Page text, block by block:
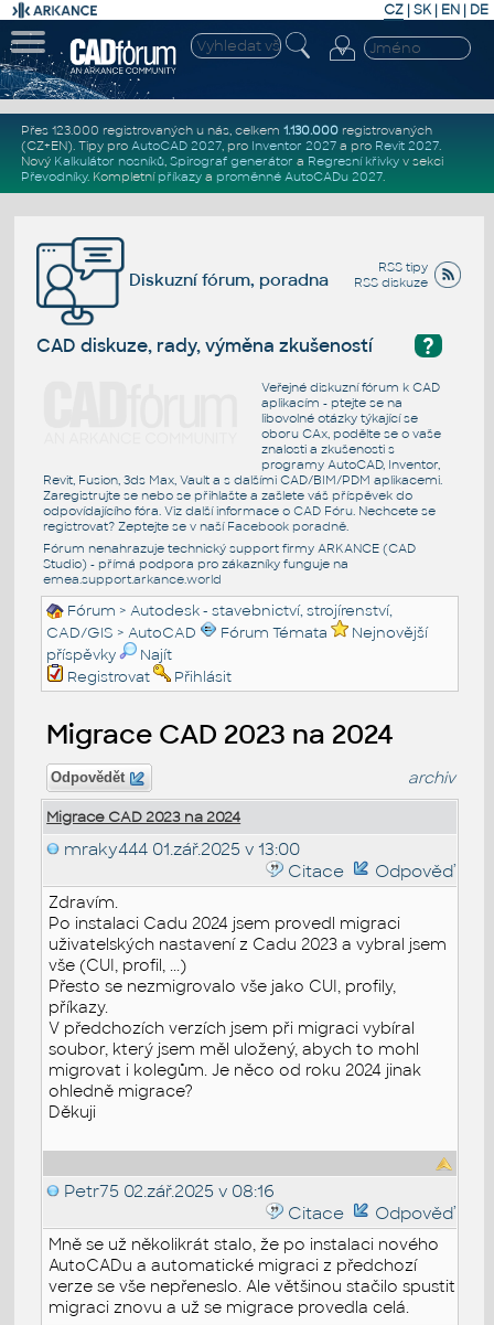
CZ | SK| EN | DE
Přes 123.000 registrovaných u nás, celkem 1.130.000registrovaných
(CZ+EN). Tipy pro AutoCAD 2027, pro Inventor 2027a pro Revit 2027.
Nový Kalkulátor nosníků, Spirograf generátor a Regresní křivkyv sekci
Převodníky. Kompletní příkazya proměnné AutoCADu 2027.
RSS tipy
RSS diskuze
Diskuzní fórum, poradna
?
CAD diskuze, rady, výměna zkušeností
Veřejné diskuzní fórum k CAD
aplikacím - ptejte se na
libovolné otázky týkající se
oboru CAx, podělte se o vaše
znalosti a zkušenosti s
programy AutoCAD, Inventor,
Revit, Fusion, 3ds Max, Vault a s dalšími CAD/BIM/PDM aplikacemi.
Zaregistrujte se nebo se přihlašte a zašlete váš příspěvek do
odpovídajícího fóra. Viz další informace o CAD Fóru. Nechcete se
registrovat? Zeptejte se v naší Facebook poradně.
Fórum nenahrazuje technický support firmy ARKANCE (CAD
Studio) - přímá podpora pro zákazníky funguje na
emea.support.arkance.world
Fórum >Autodesk - stavebnictví, strojírenství,
CAD/GIS >AutoCAD Fórum Témata
Nejnovější
příspěvky
Najít
Registrovat
Přihlásit
Migrace CAD 2023 na 2024
Odpovědět archiv
Migrace CAD 2023 na 2024
mraky444 01.zář.2025 v 13:00
Citace
Odpověď
Zdravím.
Po instalaci Cadu 2024 jsem provedl migraci
uživatelských nastavení z Cadu 2023 a vybral jsem
vše (CUI, profil, ...)
Přesto se nezmigrovalo vše jako CUI, profily,
příkazy.
V předchozích verzích jsem při migraci vybíral
soubor, který jsem měl uložený, abych to mohl
migrovat i kolegům. Je něco od roku 2024 jinak
ohledně migrace?
Děkuji
Petr75 02.zář.2025 v 08:16
Citace
Odpověď
Mně se už několikrát stalo, že po instalaci nového
AutoCADu a automatické migraci z předchozí
verze se vše nepřeneslo. Ale většinou stačilo spustit
migraci znovu a už se migrace provedla celá.